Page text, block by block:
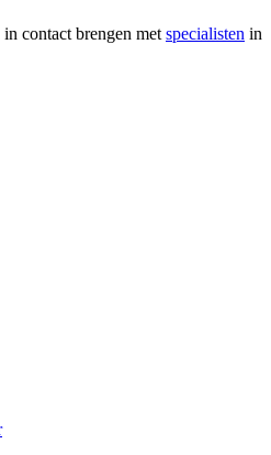
contact brengen met specialisten in